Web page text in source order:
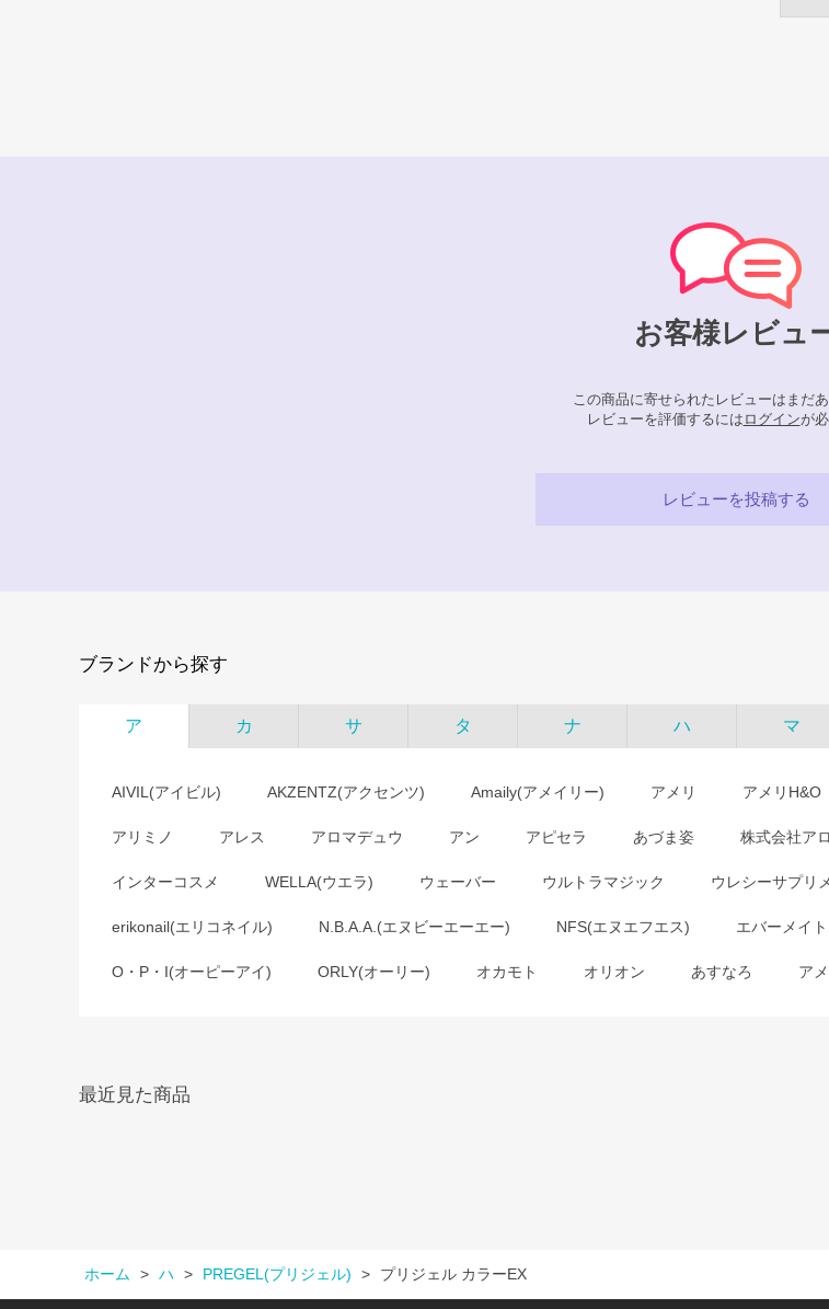
お客様レビュ
この商品に寄せられたレビューはまだあ
レビューを評価するには ログインが
レビューを投稿する
ブランドから探す
ア カ サ タ ナ ハ マ
AIVIL(アイビル) AKZENTZ(アクセンツ) Amaily(アメイリー) アメリ アメリH&O
アリミノ アレス アロマデュウ アン アピセラ あづま姿 株式会社ア
インターコスメ WELLA(ウエラ) ウェーバー ウルトラマジック ウレシーサプリ
erikonail(エリコネイル) N.B.A.A.(エヌビーエーエー) NFS(エヌエフエス) エバーメイト
O・P・I(オーピーアイ) ORLY(オーリー) オカモト オリオン あすなろ ア
最近見た商品
ホーム > ハ > PREGEL(プリジェル) > プリジェル カラーEX